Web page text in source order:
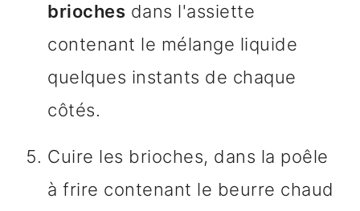
brioches dans l'assiette
contenant le mélange liquide
quelques instants de chaque
côtés.
Cuire les brioches, dans la poêle
à frire contenant le beurre chaud